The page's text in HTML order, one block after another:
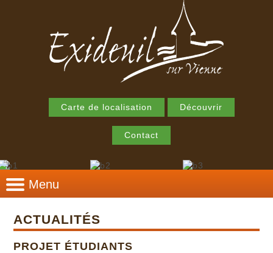
Carte de localisation Découvrir
Contact
Menu
ACTUALITÉS
PROJET ÉTUDIANTS